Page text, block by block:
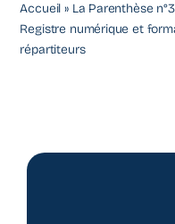
Accueil » La Parenthèse
Registre numérique et
répartiteurs